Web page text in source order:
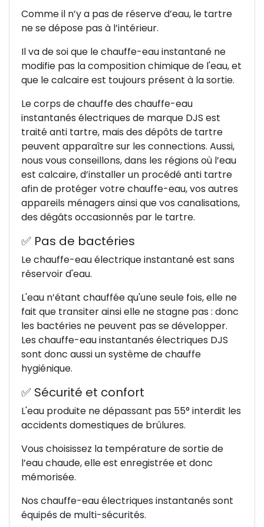
Comme il n’y a pas de réserve d’eau, le tartre
ne se dépose pas à l’intérieur.
Il va de soi que le chauffe-eau instantané ne
modifie pas la composition chimique de l'eau, et
que le calcaire est toujours présent à la sortie.
Le corps de chauffe des chauffe-eau
instantanés électriques de marque DJS est
traité anti tartre, mais des dépôts de tartre
peuvent apparaître sur les connections. Aussi,
nous vous conseillons, dans les régions où l’eau
est calcaire, d’installer un procédé anti tartre
afin de protéger votre chauffe-eau, vos autres
appareils ménagers ainsi que vos canalisations,
des dégâts occasionnés par le tartre.
✅ Pas de bactéries
Le chauffe-eau électrique instantané est sans
réservoir d'eau.
L'eau n’étant chauffée qu'une seule fois, elle ne
fait que transiter ainsi elle ne stagne pas : donc
les bactéries ne peuvent pas se développer.
Les chauffe-eau instantanés électriques DJS
sont donc aussi un système de chauffe
hygiénique.
✅ Sécurité et confort
L'eau produite ne dépassant pas 55° interdit les
accidents domestiques de brûlures.
Vous choisissez la température de sortie de
l’eau chaude, elle est enregistrée et donc
mémorisée.
Nos chauffe-eau électriques instantanés sont
équipés de multi-sécurités.